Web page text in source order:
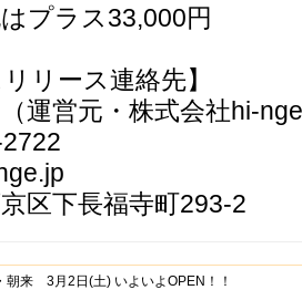
プラス33,000円
リリース連絡先】
運営元・株式会社hi-
区下長福寺町293-2
朝来 3月2日(土) いよいよOPEN！！